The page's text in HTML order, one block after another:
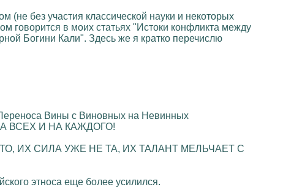
(не без участия классической науки и некоторых
говорится в моих статьях "Истоки конфликта между
Богини Кали". Здесь же я кратко перечислю
Вины с Виновных на Невинных
ВСЕХ И НА КАЖДОГО!
ИХ СИЛА УЖЕ НЕ ТА, ИХ ТАЛАНТ МЕЛЬЧАЕТ С
этноса еще более усилился.